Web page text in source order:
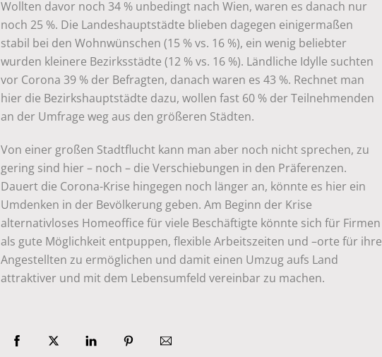
Wollten davor noch 34 % unbedingt nach Wien, waren es danach nur
noch 25 %. Die Landeshauptstädte blieben dagegen einigermaßen
stabil bei den Wohnwünschen (15 % vs. 16 %), ein wenig beliebter
wurden kleinere Bezirksstädte (12 % vs. 16 %). Ländliche Idylle suchten
vor Corona 39 % der Befragten, danach waren es 43 %. Rechnet man
hier die Bezirkshauptstädte dazu, wollen fast 60 % der Teilnehmenden
an der Umfrage weg aus den größeren Städten.
Von einer großen Stadtflucht kann man aber noch nicht sprechen, zu
gering sind hier – noch – die Verschiebungen in den Präferenzen.
Dauert die Corona-Krise hingegen noch länger an, könnte es hier ein
Umdenken in der Bevölkerung geben. Am Beginn der Krise
alternativloses Homeoffice für viele Beschäftigte könnte sich für Firmen
als gute Möglichkeit entpuppen, flexible Arbeitszeiten und –orte für ihre
Angestellten zu ermöglichen und damit einen Umzug aufs Land
attraktiver und mit dem Lebensumfeld vereinbar zu machen.